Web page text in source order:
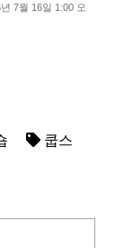
7월 16일 1:00 오
쿱스